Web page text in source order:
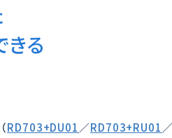
きる
RD703+DU01 ／RD703+RU01 ／